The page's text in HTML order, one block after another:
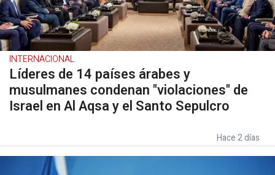
INTERNACIONAL
Líderes de 14 países árabes y
musulmanes condenan "violaciones" de
Israel en Al Aqsa y el Santo Sepulcro
Hace 2 días